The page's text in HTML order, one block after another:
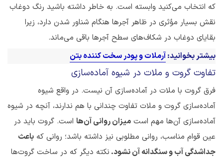
که انتخاب می‌کنید وابسته است. به خاطر داشته باشید رنگ دوغاب
نقش بسیار مؤثری در ظاهر آجرها هنگام شناور شدن دارد، زیرا
بقایای دوغاب در شکاف‌های سطح آجرها باقی می‌ماند.
بیشتر بخوانید:آرملات و پودر سخت کننده بتن
تفاوت گروت و ملات در شیوه آماده‌سازی
فرق گروت با ملات در آماده‌سازی آن نیست. در واقع شیوه
‌آماده‌سازی گروت و ملات تفاوت چندانی با هم ندارند، آنچه در شیوه
آماده‌سازی آن‌ها مهم است میزان روانی آن‌ها است. گروت باید در
عین قوام مناسب، روانی مطلوبی نیز داشته باشد؛ روانی که باعث
جداشدگی آب و سنگدانه آن نشود. نکته دیگر که در ساخت گروت‌ها